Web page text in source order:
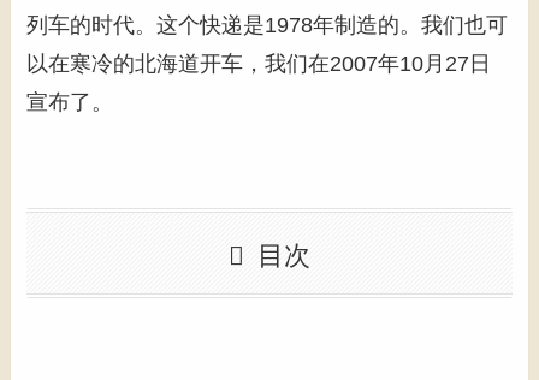
列车的时代。这个快递是1978年制造的。我们也可
以在寒冷的北海道开车，我们在2007年10月27日
宣布了。
目次